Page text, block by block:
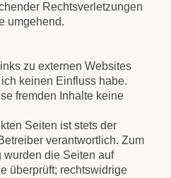
Rechtsverletzungen
umgehend.
zu externen Websites
keinen Einfluss habe.
fremden Inhalte keine
Seiten ist stets der
verantwortlich. Zum
wurden die Seiten auf
überprüft; rechtswidrige